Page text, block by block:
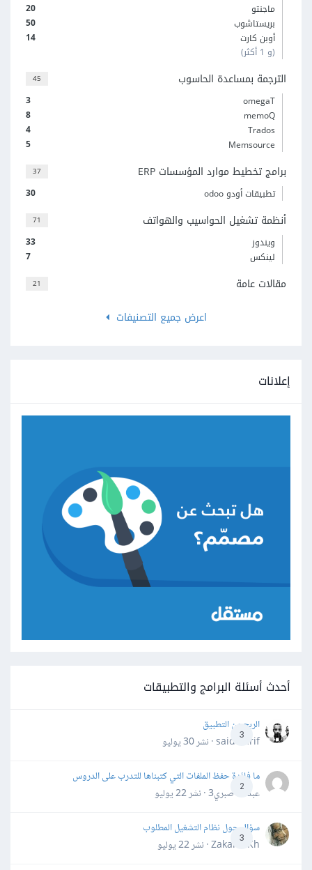
20
ماجنتو
50
بريستاشوب
14
أوبن كارت
(و 1 أكثر)
45 الترجمة بمساعدة الحاسوب
3
omegaT
8
memoQ
4
Trados
5
Memsource
37 برامج تخطيط موارد المؤسسات ERP
30 تطبيقات أودو odoo
71 أنظمة تشغيل الحواسيب والهواتف
33
ويندوز
7
لينكس
21
مقالات عامة
اعرض جميع التصنيفات
إعلانات
أحدث أسئلة البرامج والتطبيقات
3
الربح من التطبيق
said darif · نشر
30 يوليو
2
ما فائدة حفظ الملفات التي كتبناها للتدرب على الدروس
عبدالله صبري3 · نشر
22 يوليو
3
سؤال حول نظام التشغيل المطلوب
Zakaria Kh · نشر
22 يوليو